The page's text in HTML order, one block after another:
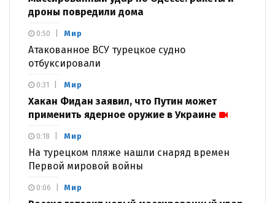
дроны повредили дома
Мир
Атакованное ВСУ турецкое судно
отбуксировали
0:50
Мир
Хакан Фидан заявил, что Путин может
применить ядерное оружие в Украине
0:31
Мир
На турецком пляже нашли снаряд времен
Первой мировой войны
0:18
Мир
0:06